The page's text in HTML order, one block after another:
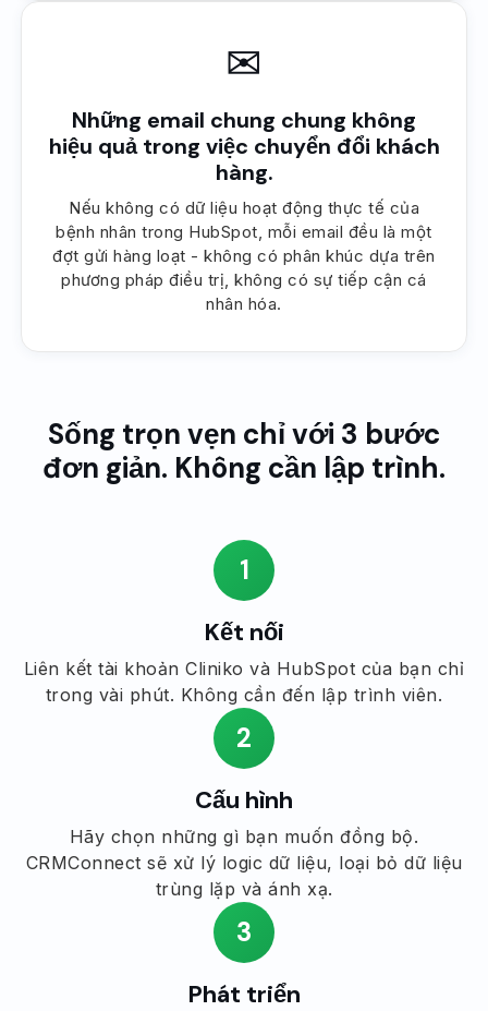
✉
Những email chung chung không
hiệu quả trong việc chuyển đổi khách
hàng.
Nếu không có dữ liệu hoạt động thực tế của
bệnh nhân trong HubSpot, mỗi email đều là một
đợt gửi hàng loạt - không có phân khúc dựa trên
phương pháp điều trị, không có sự tiếp cận cá
nhân hóa.
Sống trọn vẹn chỉ với 3 bước
đơn giản. Không cần lập trình.
1
Kết nối
Liên kết tài khoản Cliniko và HubSpot của bạn chỉ
trong vài phút. Không cần đến lập trình viên.
2
Cấu hình
Hãy chọn những gì bạn muốn đồng bộ.
CRMConnect sẽ xử lý logic dữ liệu, loại bỏ dữ liệu
trùng lặp và ánh xạ.
3
Phát triển